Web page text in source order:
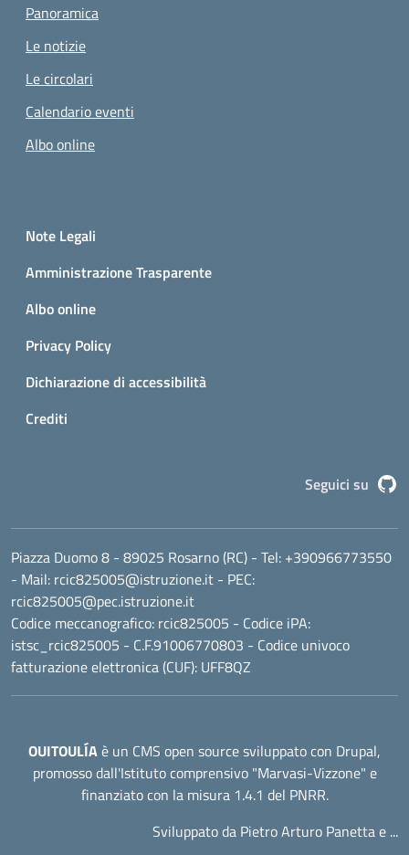
Panoramica
Le notizie
Le circolari
Calendario eventi
Albo online
Small prints
Note Legali
Amministrazione Trasparente
Albo online
Privacy Policy
Dichiarazione di accessibilità
Crediti
Seguici su
Piazza Duomo 8 - 89025 Rosarno (RC) - Tel: +390966773550
- Mail: rcic825005@istruzione.it - PEC:
rcic825005@pec.istruzione.it
Codice meccanografico: rcic825005 - Codice iPA:
istsc_rcic825005 - C.F.91006770803 - Codice univoco
fatturazione elettronica (CUF): UFF8QZ
OUITOULÍAè un CMS open source sviluppato con Drupal,
promosso dall'Istituto comprensivo "Marvasi-Vizzone" e
finanziato con la misura 1.4.1 del PNRR.
Sviluppato da Pietro Arturo Panetta e ...